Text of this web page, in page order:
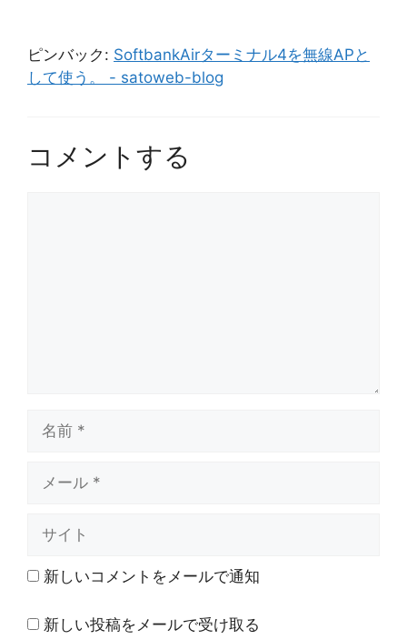
ピンバック: SoftbankAirターミナル4を無線APと
して使う。 - satoweb-blog
コメントする
ト 新しいコメントをメールで通知
新しい投稿をメールで受け取る